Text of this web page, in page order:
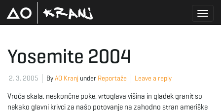
Yosemite 2004
2. 3. 2005 ByAO Kranj under Reportaže Leave a reply
Vroča skala, neskončne poke, vrtoglava višina in gladek granit so
nekako glavni krivci za našo potovanje na zahodno stran ameriške